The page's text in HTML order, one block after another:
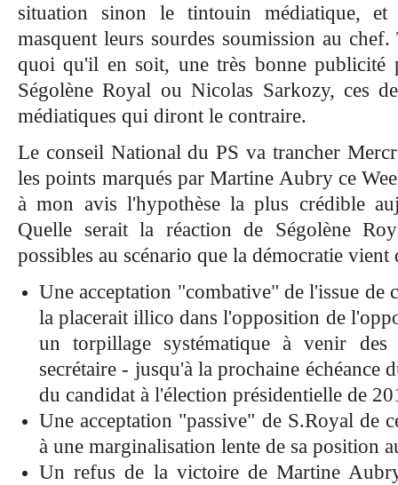
situation sinon le tintouin médiatique,
masquent leurs sourdes soumission au
quoi qu'il en soit, une très bonne publicité
Ségolène Royal ou Nicolas Sarkozy, ces
médiatiques qui diront le contraire.
Le conseil National du PS va trancher
les points marqués par Martine Aubry ce
à mon avis l'hypothèse la plus crédible
Quelle serait la réaction de Ségolène
possibles au scénario que la démocratie vient
Une acceptation "combative" de l'issue de
la placerait illico dans l'opposition de
un torpillage systématique à venir
secrétaire - jusqu'à la prochaine échéance
du candidat à l'élection présidentielle de
Une acceptation "passive" de S.Royal de
à une marginalisation lente de sa position
Un refus de la victoire de Martine